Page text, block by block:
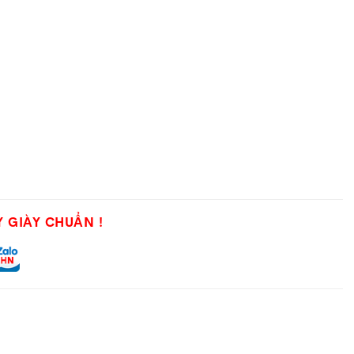
phủ lớp PU hỗ trợ ma sát và độ bền.
GIÀY CHUẨN !